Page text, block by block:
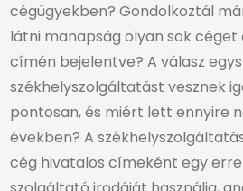
cégügyekben? Gondolkoztál
látni manapság olyan sok céget
címén bejelentve? A válasz
székhelyszolgáltatást vesznek
pontosan, és miért lett ennyire
években? A
cég hivatalos címeként egy